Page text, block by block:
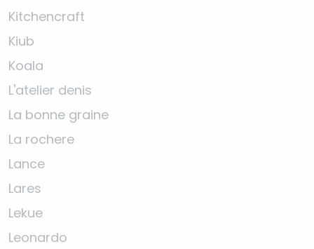
Kitchencraft
Kiub
Koala
L'atelier denis
La bonne graine
La rochere
Lance
Lares
Lekue
Leonardo